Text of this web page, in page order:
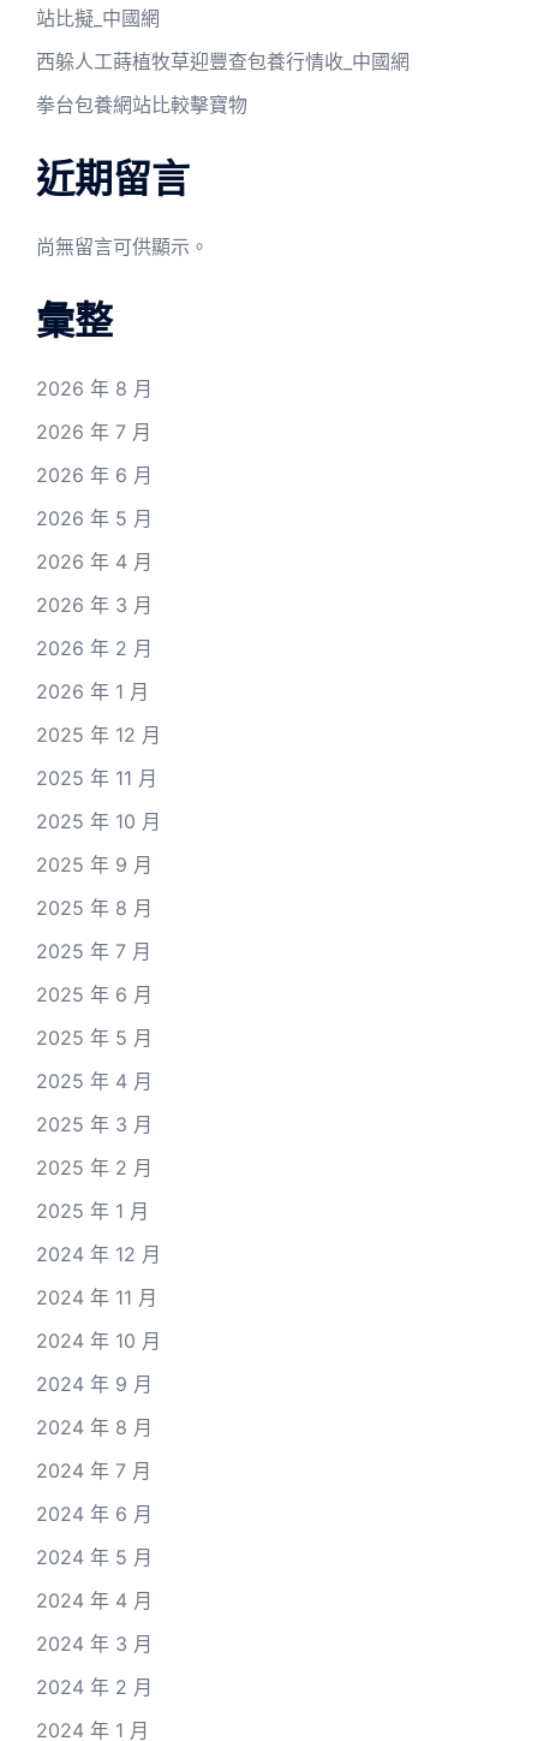
站比擬_中國網
西躲人工蒔植牧草迎豐查包養行情收_中國網
拳台包養網站比較擊寶物
近期留言
尚無留言可供顯示。
彙整
2026 年 8 月
2026 年 7 月
2026 年 6 月
2026 年 5 月
2026 年 4 月
2026 年 3 月
2026 年 2 月
2026 年 1 月
2025 年 12 月
2025 年 11 月
2025 年 10 月
2025 年 9 月
2025 年 8 月
2025 年 7 月
2025 年 6 月
2025 年 5 月
2025 年 4 月
2025 年 3 月
2025 年 2 月
2025 年 1 月
2024 年 12 月
2024 年 11 月
2024 年 10 月
2024 年 9 月
2024 年 8 月
2024 年 7 月
2024 年 6 月
2024 年 5 月
2024 年 4 月
2024 年 3 月
2024 年 2 月
2024 年 1 月